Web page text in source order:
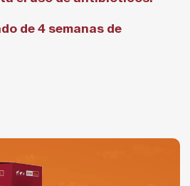
de 4 semanas de